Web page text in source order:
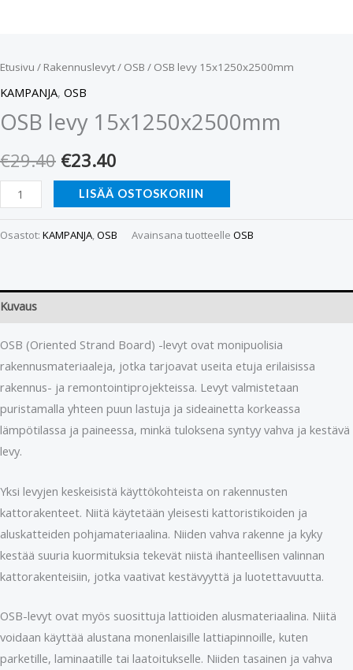
Etusivu / Rakennuslevyt/ OSB / OSB levy 15x1250x2500mm
KAMPANJA, OSB
OSB levy 15x1250x2500mm
€29.40 €23.40
LISÄÄ OSTOSKORIIN
Osastot: KAMPANJA,OSB Avainsana tuotteelle OSB
Kuvaus
OSB (Oriented Strand Board) -levyt ovat monipuolisia
rakennusmateriaaleja, jotka tarjoavat useita etuja erilaisissa
rakennus- ja remontointiprojekteissa. Levyt valmistetaan
puristamalla yhteen puun lastuja ja sideainetta korkeassa
lämpötilassa ja paineessa, minkä tuloksena syntyy vahva ja kestävä
levy.
Yksi levyjen keskeisistä käyttökohteista on rakennusten
kattorakenteet. Niitä käytetään yleisesti kattoristikoiden ja
aluskatteiden pohjamateriaalina. Niiden vahva rakenne ja kyky
kestää suuria kuormituksia tekevät niistä ihanteellisen valinnan
kattorakenteisiin, jotka vaativat kestävyyttä ja luotettavuutta.
OSB-levyt ovat myös suosittuja lattioiden alusmateriaalina. Niitä
voidaan käyttää alustana monenlaisille lattiapinnoille, kuten
parketille, laminaatille tai laatoitukselle. Niiden tasainen ja vahva